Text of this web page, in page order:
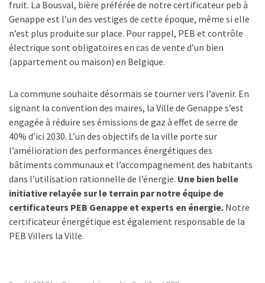
fruit. La Bousval, bière préférée de notre certificateur peb à
Genappe est l’un des vestiges de cette époque, même si elle
n’est plus produite sur place. Pour rappel, PEB et contrôle
électrique sont obligatoires en cas de vente d’un bien
(appartement ou maison) en Belgique.
La commune souhaite désormais se tourner vers l’avenir. En
signant la convention des maires, la Ville de Genappe s’est
engagée à réduire ses émissions de gaz à effet de serre de
40% d’ici 2030. L’un des objectifs de la ville porte sur
l’amélioration des performances énergétiques des
bâtiments communaux et l’accompagnement des habitants
dans l’utilisation rationnelle de l’énergie. Une bien belle
initiative relayée sur le terrain par notre équipe de
certificateurs PEB Genappe et experts en énergie. Notre
certificateur énergétique est également responsable de la
PEB Villers la Ville.